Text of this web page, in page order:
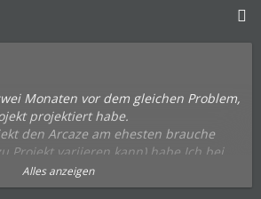
Monaten vor dem gleichen Problem,
projektiert habe.
den Arcaze am ehesten brauche
Projekt variieren kann) habe Ich bei
gestellt. Die Antwort: Lieferzeit etwa 1
Alles anzeigen